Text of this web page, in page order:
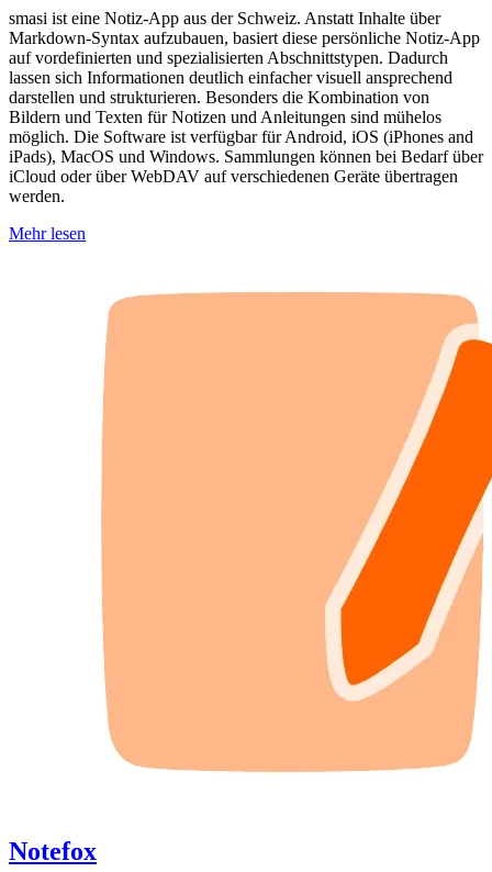
smasi ist eine Notiz-App aus der Schweiz. Anstatt Inhalte über
Markdown-Syntax aufzubauen, basiert diese persönliche Notiz-App
auf vordefinierten und spezialisierten Abschnittstypen. Dadurch
lassen sich Informationen deutlich einfacher visuell ansprechend
darstellen und strukturieren. Besonders die Kombination von
Bildern und Texten für Notizen und Anleitungen sind mühelos
möglich. Die Software ist verfügbar für Android, iOS (iPhones and
iPads), MacOS und Windows. Sammlungen können bei Bedarf über
iCloud oder über WebDAV auf verschiedenen Geräte übertragen
werden.
Mehr lesen
Notefox